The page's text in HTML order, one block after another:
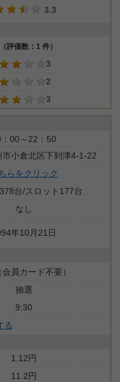
3.3
（評価数：1 件）
3
2
3
00～22：50
小倉北区下到津4-1‐22
らをクリック
台/スロット177台
なし
年10月21日
員カード不要）
抽選
9:30
る
1.12円
11.2円